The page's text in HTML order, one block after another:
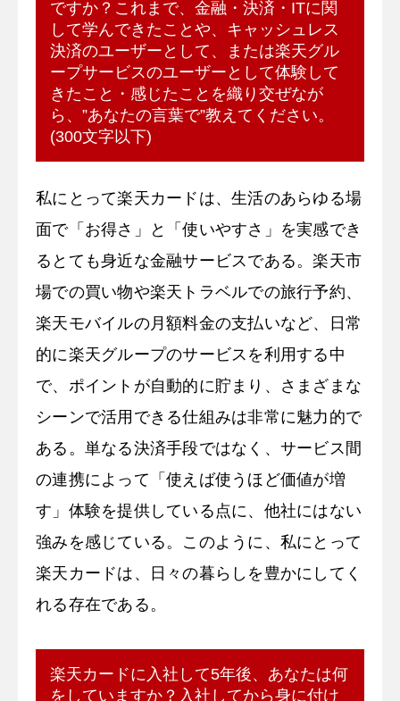
ですか？これまで、金融・決済・ITに関
して学んできたことや、キャッシュレス
決済のユーザーとして、または楽天グル
ープサービスのユーザーとして体験して
きたこと・感じたことを織り交ぜなが
ら、”あなたの言葉で”教えてください。
(300文字以下)
私にとって楽天カードは、生活のあらゆる場
面で「お得さ」と「使いやすさ」を実感でき
るとても身近な金融サービスである。楽天市
場での買い物や楽天トラベルでの旅行予約、
楽天モバイルの月額料金の支払いなど、日常
的に楽天グループのサービスを利用する中
で、ポイントが自動的に貯まり、さまざまな
シーンで活用できる仕組みは非常に魅力的で
ある。単なる決済手段ではなく、サービス間
の連携によって「使えば使うほど価値が増
す」体験を提供している点に、他社にはない
強みを感じている。このように、私にとって
楽天カードは、日々の暮らしを豊かにしてく
れる存在である。
楽天カードに入社して5年後、あなたは何
をしていますか？入社してから身に付け